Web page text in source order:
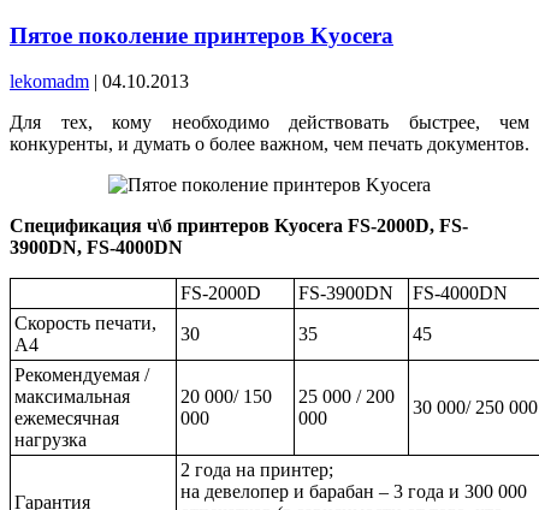
Пятое поколение принтеров Kyocera
lekomadm | 04.10.2013
Для тех, кому необходимо действовать быстрее, чем
конкуренты, и думать о более важном, чем печать документов.
Спецификация ч\б принтеров Kyocera FS-2000D, FS-
3900DN, FS-4000DN
FS-2000D FS-3900DN
FS-4000DN
Скорость печати,
А4
30 35
45
Рекомендуемая /
максимальная
ежемесячная
нагрузка
20 000/ 150
000
25 000 / 200
000
30 000/ 250 000
Гарантия
2 года на принтер;
на девелопер и барабан – 3 года и 300 000